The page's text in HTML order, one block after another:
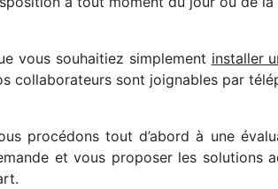
vous souhaitiez simplement installer
collaborateurs sont joignables par
procédons tout d’abord à une
et vous proposer les solutions